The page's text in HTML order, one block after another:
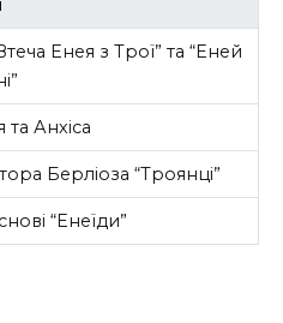
Енея з Трої” та “Еней
та Анхіса
Берліоза “Троянці”
“Енеїди”